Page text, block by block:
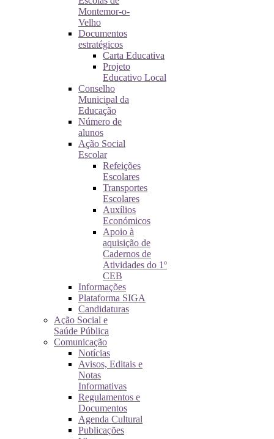
Montemor-o-
Velho
Documentos
estratégicos
Carta Educativa
Projeto
Educativo Local
Conselho
Municipal da
Educação
Número de
alunos
Ação Social
Escolar
Refeições
Escolares
Transportes
Escolares
Auxílios
Económicos
Apoio à
aquisição de
Cadernos de
Atividades do 1º
CEB
Informações
Plataforma SIGA
Candidaturas
Ação Social e
Saúde Pública
Comunicação
Notícias
Avisos, Editais e
Notas
Informativas
Regulamentos e
Documentos
Agenda Cultural
Publicações